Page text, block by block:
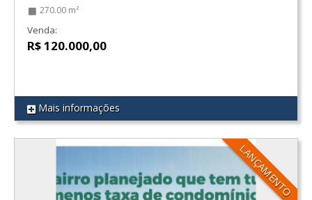
REF 100
270.00 m²
Venda:
R$ 120.000,00
Mais informações
LANÇAMENTO